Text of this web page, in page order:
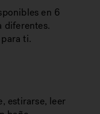
en 6
diferentes.
ti.
estirarse, leer